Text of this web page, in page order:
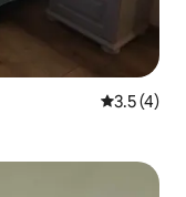
Penarafan
3.5 (4)